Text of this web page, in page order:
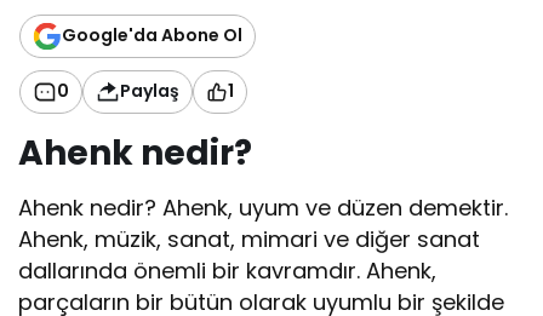
Google'da Abone Ol
0 Paylaş 1
Ahenk nedir?
Ahenk nedir? Ahenk, uyum ve düzen demektir.
Ahenk, müzik, sanat, mimari ve diğer sanat
dallarında önemli bir kavramdır. Ahenk,
parçaların bir bütün olarak uyumlu bir şekilde